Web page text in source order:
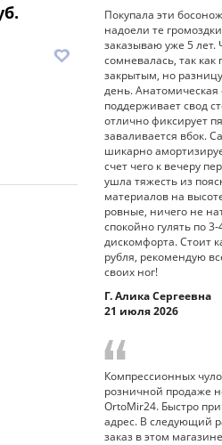
10 440
В корзину
Покупала эти
надоели те
заказываю уже 5 лет.
сомневалась, так как
закрытым, но
день. Анатомическая
поддерживает свод
отлично фиксирует
заваливается вбок.
шикарно
счет чего к вечеру
ушла тяжесть из
материалов на
ровные, ничего не
спокойно гулять по
дискомфорта. Стоит
рубля, рекомендую
своих ног!
Г. Алика Сергеевна
21 июля 2026
Компрессионных
розничной продаже
OrtoMir24. Быстро
адрес. В следующий
заказ в этом